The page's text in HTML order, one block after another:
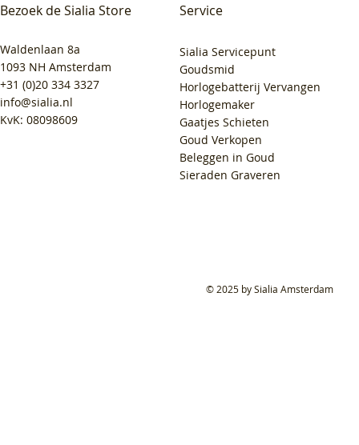
Bezoek de Sialia Store
Waldenlaan 8a
1093 NH Amsterdam
+31 (0)20 334 3327
info@sialia.nl
KvK: 08098609
Service
Sialia Servicepunt
Goudsmid
Horlogebatterij Vervangen
Horlogemaker
Gaatjes Schieten
Goud Verkopen
Beleggen in Goud
Sieraden Graveren
© 2025 by Sialia Amsterdam